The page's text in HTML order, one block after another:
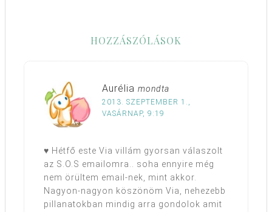
HOZZÁSZÓLÁSOK
Aurélia mondta
2013. SZEPTEMBER 1.,
VASÁRNAP, 9:19
♥ Hétfő este Via villám gyorsan válaszolt
az S.O.S emailomra.. soha ennyire még
nem örültem email-nek, mint akkor.
Nagyon-nagyon köszönöm Via, nehezebb
pillanatokban mindig arra gondolok amit